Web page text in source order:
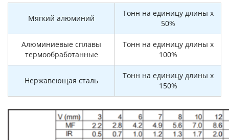
Мягкий алюминий
Тонн на единицу длины x
50%
Алюминиевые сплавы
термообработанные
Тонн на единицу длины x
100%
Нержавеющая сталь
Тонн на единицу длины x
150%